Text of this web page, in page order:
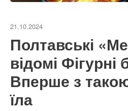
21.10.2024
Полтавські
відомі Фігурні
Вперше з
їла